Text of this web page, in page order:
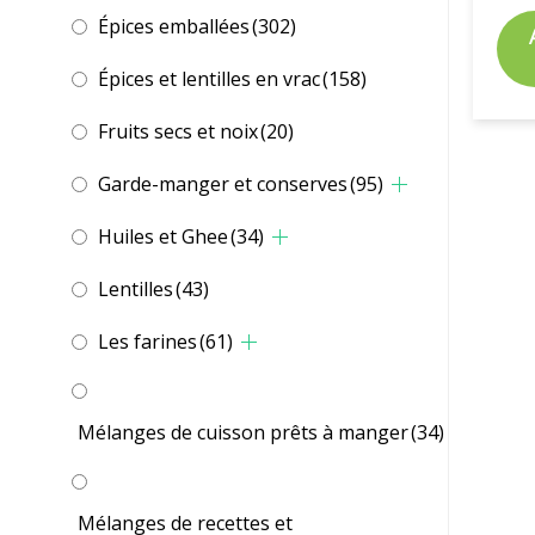
Épices emballées(302)
Épices et lentilles en vrac(158)
Fruits secs et noix(20)
Garde-manger et conserves(95)
Huiles et Ghee(34)
Lentilles(43)
Les farines(61)
Mélanges de cuisson prêts à manger(34)
Mélanges de recettes et